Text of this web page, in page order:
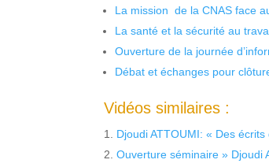
La mission de la CNAS face
La santé et la sécurité au
Ouverture de la journée
Débat et échanges pour
Vidéos similaires :
Djoudi ATTOUMI: « Des
Ouverture séminaire »